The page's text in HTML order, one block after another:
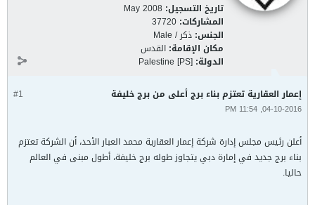
تاريخ التسجيل: May 2008
المشاركات: 37720
الجنس: ذكر / Male
مكان الإقامة: القدس
الدولة: Palestine [PS]
#1 إعمار العقارية تعتزم بناء برج أعلى من برج خليفة
04-10-2016, 11:54 PM
أعلن رئيس مجلس إدارة شركة إعمار العقارية محمد العبار الأحد، أن الشركة تعتزم
بناء برج جديد في إمارة دبي يتجاوز طوله برج خليفة، أطول مبنى في العالم
حاليا.